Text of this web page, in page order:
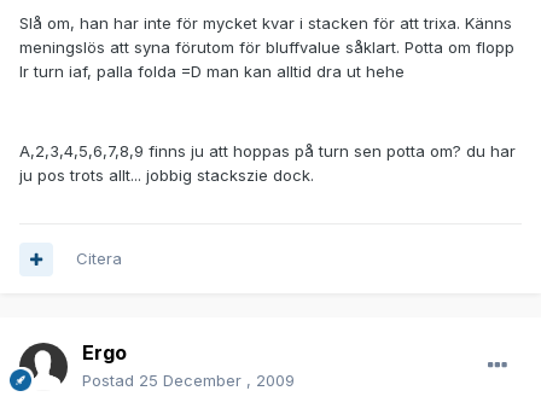
Slå om, han har inte för mycket kvar i stacken för att trixa. Känns
meningslös att syna förutom för bluffvalue såklart. Potta om flopp
lr turn iaf, palla folda =D man kan alltid dra ut hehe
A,2,3,4,5,6,7,8,9 finns ju att hoppas på turn sen potta om? du har
ju pos trots allt... jobbig stackszie dock.
Citera
Ergo
Postad 25 December , 2009